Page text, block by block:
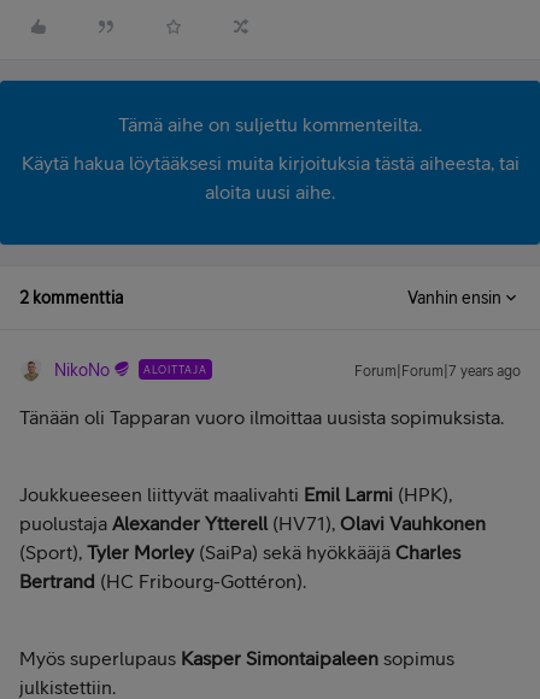
Tämä aihe on suljettu kommenteilta.
Käytä hakua löytääksesi muita kirjoituksia tästä aiheesta, tai
aloita uusi aihe.
2 kommenttia Vanhin ensin
NikoNo ALOITTAJA Forum|Forum|7 years ago
Tänään oli Tapparan vuoro ilmoittaa uusista sopimuksista.
Joukkueeseen liittyvät maalivahti Emil Larmi (HPK),
puolustaja Alexander Ytterell (HV71), Olavi Vauhkonen
(Sport), Tyler Morley(SaiPa) sekä hyökkääjä Charles
Bertrand (HC Fribourg-Gottéron).
Myös superlupaus Kasper Simontaipaleen sopimus
julkistettiin.